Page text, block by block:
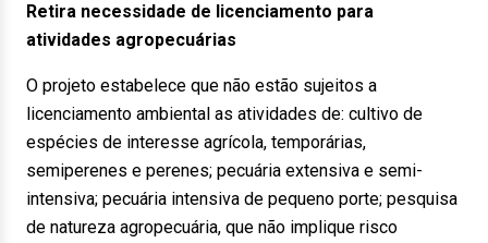
Retira necessidade de licenciamento para
atividades agropecuárias
O projeto estabelece que não estão sujeitos a
licenciamento ambiental as atividades de: cultivo de
espécies de interesse agrícola, temporárias,
semiperenes e perenes; pecuária extensiva e semi-
intensiva; pecuária intensiva de pequeno porte; pesquisa
de natureza agropecuária, que não implique risco